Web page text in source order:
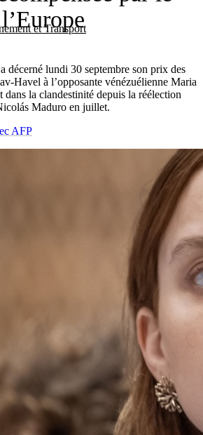
et Transport
décerné lundi 30 septembre son prix des
Havel à l’opposante vénézuélienne Maria
la clandestinité depuis la réélection
Maduro en juillet.
AFP